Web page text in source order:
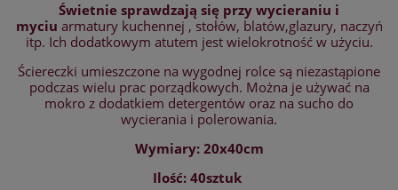
Świetnie sprawdzają się przy wycieraniu i
myciu armatury kuchennej , stołów, blatów,glazury, naczyń
itp. Ich dodatkowym atutem jest wielokrotność w użyciu.
Ściereczki umieszczone na wygodnej rolce są niezastąpione
podczas wielu prac porządkowych. Można je używać na
mokro z dodatkiem detergentów oraz na sucho do
wycierania i polerowania.
Wymiary: 20x40cm
Ilość: 40sztuk